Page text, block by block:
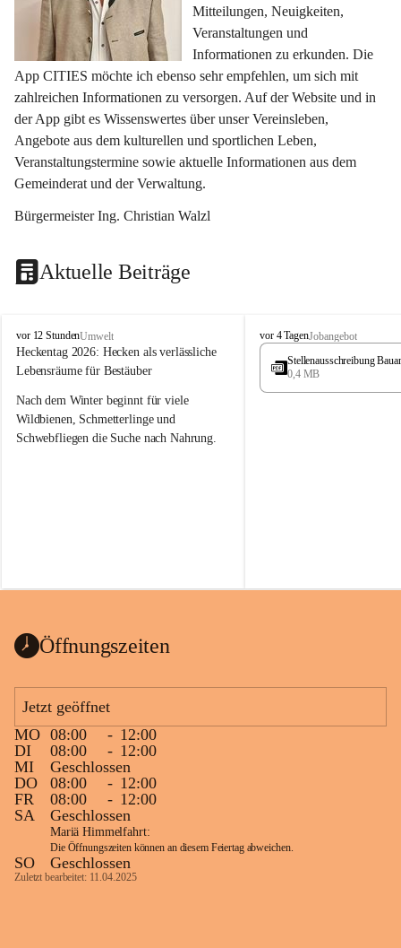
Mitteilungen, Neuigkeiten,
Veranstaltungen und
Informationen zu erkunden. Die
App CITIES möchte ich ebenso sehr empfehlen, um sich mit
zahlreichen Informationen zu versorgen. Auf der Website und in
der App gibt es Wissenswertes über unser Vereinsleben,
Angebote aus dem kulturellen und sportlichen Leben,
Veranstaltungstermine sowie aktuelle Informationen aus dem
Gemeinderat und der Verwaltung.
Bürgermeister Ing. Christian Walzl
Aktuelle Beiträge
S
t
ö
s
i
n
vor 12 StundenUmwelt
Heckentag 2026: Hecken als verlässliche
Lebensräume für Bestäuber
Nach dem Winter beginnt für viele
Wildbienen, Schmetterlinge und
Schwebfliegen die Suche nach Nahrung.
können ab 1. September wieder heimische
Vielfalt in Gärten bringen und zugleich
Wie wichtig Hecken sind zeigt das
österreichweite Forschungsprojekt
„Heckenleben“ des Vereins Regionale
Gehölzvermehrung. Die Untersuchungen
machen deutlich, dass Bestäuber auf ein
möglichst durchgehendes
Nahrungsangebot angewiesen sind.
Heimische Hecken können
Versorgungslücken schließen, weil
unterschiedliche Gehölzarten zu
S
t
s
vor 4 TagenJobangebot
Stellenausschreibung
0,4 MB
Öffnungszeiten
Jetzt geöffnet
MO 08:00 - 12:00
DI
08:00 - 12:00
MI
Geschlossen
DO
08:00 - 12:00
FR
08:00 - 12:00
SA
Geschlossen
Mariä Himmelfahrt:
Die Öffnungszeiten können an diesem Feiertag abweichen.
SO Geschlossen
Zuletzt bearbeitet: 11.04.2025